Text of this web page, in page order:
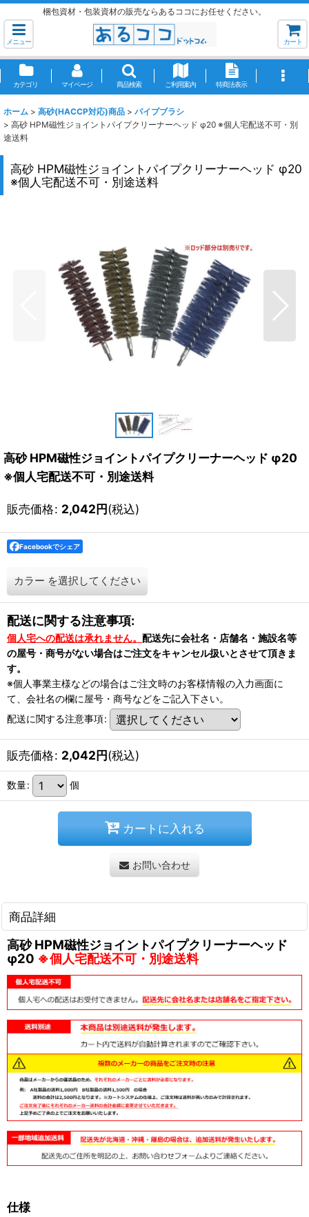
梱包資材・包装資材の販売ならあるココにお任せください。
メニュー カート
カテゴリ マイページ 商品検索 ご利用案内 特商法表示
ホーム > 高砂(HACCP対応)商品 > パイプブラシ
> 高砂 HPM磁性ジョイントパイプクリーナーヘッド φ20 ※個人宅配送不可・別
途送料
高砂 HPM磁性ジョイントパイプクリーナーヘッド φ20
※個人宅配送不可・別途送料
高砂 HPM磁性ジョイントパイプクリーナーヘッド φ20
※個人宅配送不可・別途送料
販売価格: 2,042円(税込)
Facebookでシェア
カラー を選択してください
配送に関する注意事項:
個人宅への配送は承れません。 配送先に会社名・店舗名・施設名等
の屋号・商号がない場合はご注文をキャンセル扱いとさせて頂きま
す。
※個人事業主様などの場合はご注文時のお客様情報の入力画面に
て、会社名の欄に屋号・商号などをご記入下さい。
配送に関する注意事項:
販売価格: 2,042円(税込)
数量: 個
カートに入れる
お問い合わせ
商品詳細
高砂 HPM磁性ジョイントパイプクリーナーヘッド
φ20 ※個人宅配送不可・別途送料
仕様